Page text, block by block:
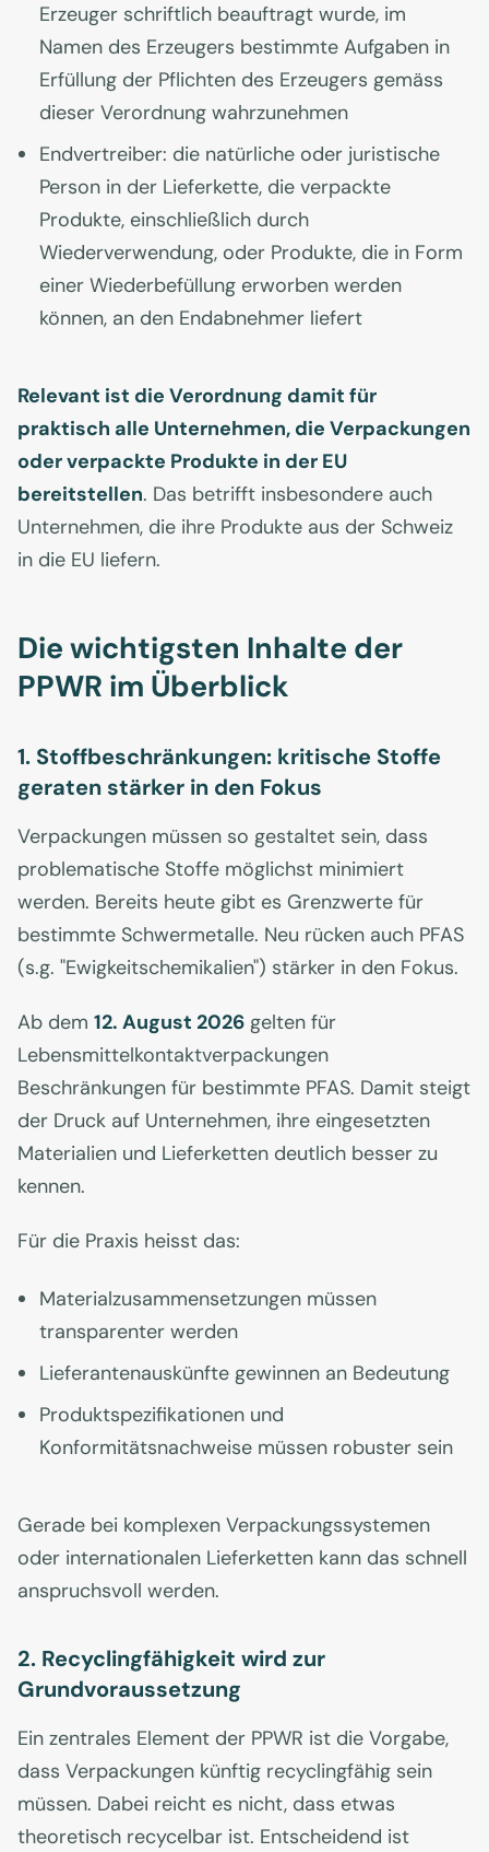
Erzeuger schriftlich beauftragt wurde, im
Namen des Erzeugers bestimmte Aufgaben in
Erfüllung der Pflichten des Erzeugers gemäss
dieser Verordnung wahrzunehmen
Endvertreiber: die natürliche oder juristische
Person in der Lieferkette, die verpackte
Produkte, einschließlich durch
Wiederverwendung, oder Produkte, die in Form
einer Wiederbefüllung erworben werden
können, an den Endabnehmer liefert
Relevant ist die Verordnung damit für
praktisch alle Unternehmen, die Verpackungen
oder verpackte Produkte in der EU
bereitstellen. Das betrifft insbesondere auch
Unternehmen, die ihre Produkte aus der Schweiz
in die EU liefern.
Die wichtigsten Inhalte der
PPWR im Überblick
1. Stoffbeschränkungen: kritische Stoffe
geraten stärker in den Fokus
Verpackungen müssen so gestaltet sein, dass
problematische Stoffe möglichst minimiert
werden. Bereits heute gibt es Grenzwerte für
bestimmte Schwermetalle. Neu rücken auch PFAS
(s.g. "Ewigkeitschemikalien") stärker in den Fokus.
Ab dem 12. August 2026 gelten für
Lebensmittelkontaktverpackungen
Beschränkungen für bestimmte PFAS. Damit steigt
der Druck auf Unternehmen, ihre eingesetzten
Materialien und Lieferketten deutlich besser zu
kennen.
Für die Praxis heisst das:
Materialzusammensetzungen müssen
transparenter werden
Lieferantenauskünfte gewinnen an Bedeutung
Produktspezifikationen und
Konformitätsnachweise müssen robuster sein
Gerade bei komplexen Verpackungssystemen
oder internationalen Lieferketten kann das schnell
anspruchsvoll werden.
2. Recyclingfähigkeit wird zur
Grundvoraussetzung
Ein zentrales Element der PPWR ist die Vorgabe,
dass Verpackungen künftig recyclingfähig sein
müssen. Dabei reicht es nicht, dass etwas
theoretisch recycelbar ist. Entscheidend ist